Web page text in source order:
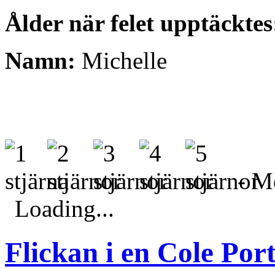
Ålder när felet
Namn: Michelle
-
Loading...
Flickan i en Cole